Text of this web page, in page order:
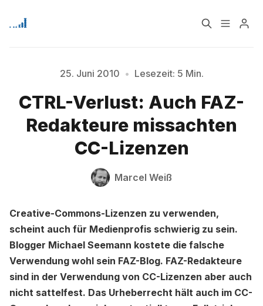
Signup
Bitte geben Sie mindestens 3 Zeichen ein
25. Juni 2010 • Lesezeit: 5 Min.
CTRL-Verlust: Auch FAZ-
Redakteure missachten
CC-Lizenzen
Marcel Weiß
Creative-Commons-Lizenzen zu verwenden,
scheint auch für Medienprofis schwierig zu sein.
Blogger Michael Seemann kostete die falsche
Verwendung wohl sein FAZ-Blog. FAZ-Redakteure
sind in der Verwendung von CC-Lizenzen aber auch
nicht sattelfest. Das Urheberrecht hält auch im CC-